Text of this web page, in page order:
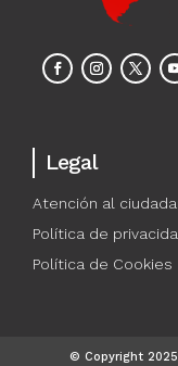
Legal
Atención al
Política de
Política de Cookies
© Copyright